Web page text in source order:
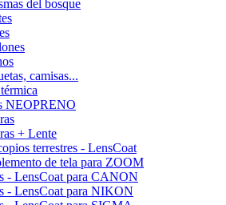
del bosque
camisas...
NEOPRENO
+ Lente
terrestres - LensCoat
de tela para ZOOM
- LensCoat para CANON
- LensCoat para NIKON